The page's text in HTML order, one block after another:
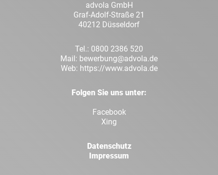
advola GmbH
Graf-Adolf-Straße 21
40212 Düsseldorf
Tel.: 0800 2386 520
Mail: bewerbung@advola.de
Web: https://www.advola.de
Folgen Sie uns unter:
Facebook
Xing
Datenschutz
Impressum